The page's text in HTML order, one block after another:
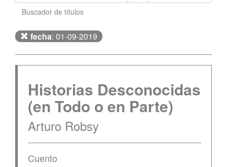
Buscador de títulos
fecha: 01-09-2019
Historias Desconocidas
(en Todo o en Parte)
Arturo Robsy
Cuento